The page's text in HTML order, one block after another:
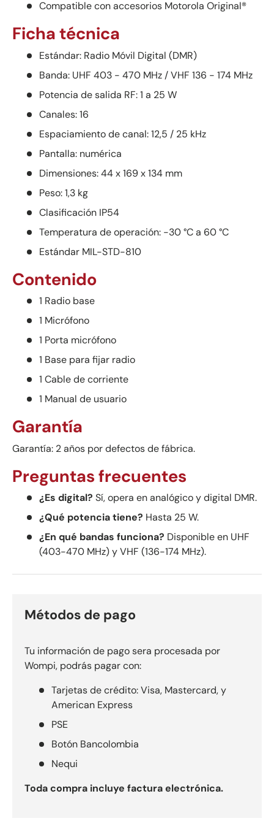
Compatible con accesorios Motorola Original®
Ficha técnica
Estándar: Radio Móvil Digital (DMR)
Banda: UHF 403 - 470 MHz / VHF 136 - 174 MHz
Potencia de salida RF: 1 a 25 W
Canales: 16
Espaciamiento de canal: 12,5 / 25 kHz
Pantalla: numérica
Dimensiones: 44 x 169 x 134 mm
Peso: 1,3 kg
Clasificación IP54
Temperatura de operación: -30 °C a 60 °C
Estándar MIL-STD-810
Contenido
1 Radio base
1 Micrófono
1 Porta micrófono
1 Base para fijar radio
1 Cable de corriente
1 Manual de usuario
Garantía
Garantía: 2 años por defectos de fábrica.
Preguntas frecuentes
¿Es digital? Sí, opera en analógico y digital DMR.
¿Qué potencia tiene? Hasta 25 W.
¿En qué bandas funciona? Disponible en UHF
(403-470 MHz) y VHF (136-174 MHz).
Métodos de pago
Tu información de pago sera procesada por
Wompi, podrás pagar con:
Tarjetas de crédito: Visa, Mastercard, y
American Express
PSE
Botón Bancolombia
Nequi
Toda compra incluye factura electrónica.